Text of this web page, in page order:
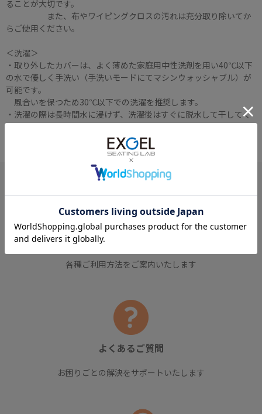
ご利用ガイド
各種ご利用方法をご案内いたします
よくあるご質問
お困りごとの解決をサポートいたします
ることが大切です。
また、布やワイピングクロスの汚れは充分取り除いてか
らご使用ください。
＜洗濯＞
・取り外したカバーは、よく薄めた家庭用中性洗剤を用い40℃以下
の水で優しく手洗い（手洗いモードにてマシンウォッシャブル）が
可能です。
風合いを保つため30℃以下での洗濯を推奨します。
・洗濯の際は長時間水に浸けず、洗濯後はすぐに脱水して干してく
ださい。